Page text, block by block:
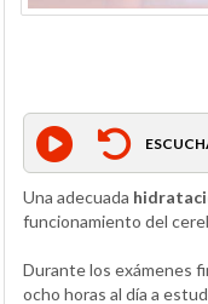
Una adecuada
funcionamiento del
Durante los exámenes
ocho horas al día a